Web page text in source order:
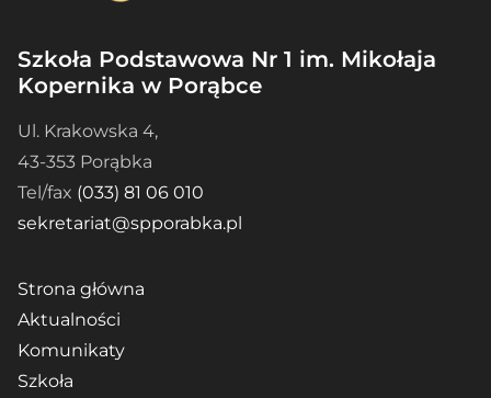
Szkoła Podstawowa Nr 1 im. Mikołaja
Kopernika w Porąbce
Ul. Krakowska 4,
43-353 Porąbka
Tel/fax (033) 81 06 010
sekretariat@spporabka.pl
Strona główna
Aktualności
Komunikaty
Szkoła